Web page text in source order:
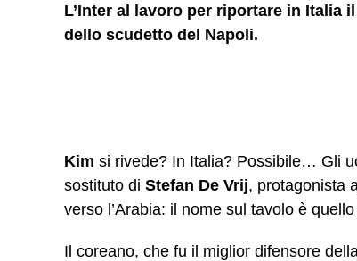
L’Inter al lavoro per riportare in Italia
dello scudetto del Napoli.
Kim si rivede? In Italia? Possibile… Gli
sostituto di Stefan De Vrij, protagonista
verso l’Arabia: il nome sul tavolo è quello
Il coreano, che fu il miglior difensore